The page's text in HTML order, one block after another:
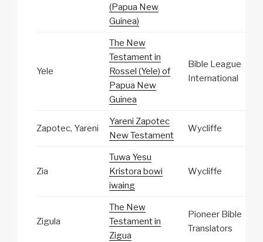
(Papua New
Guinea)
Yele
The New
Testament in
Rossel (Yele) of
Papua New
Guinea
Bible League
International
Zapotec, Yareni
Yareni Zapotec
New Testament
Wycliffe
Zia
Tuwa Yesu
Kristora bowi
iwaing
Wycliffe
Zigula
The New
Testament in
Zigua
Pioneer Bible
Translators